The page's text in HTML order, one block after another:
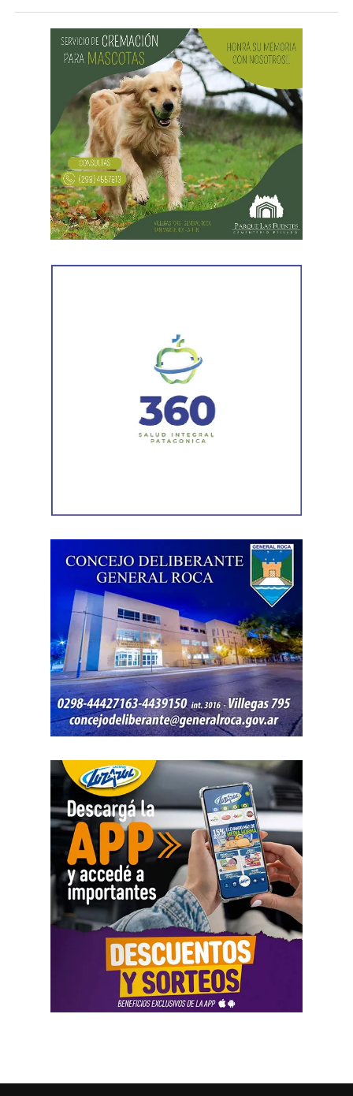
Desde Vialidad Nacional informaron que,durante las
próximas semanas, el operativo de bacheo será
reforzado con dos nuevas cuadrillas de trabajo y dos
camiones bacheadores, lo que permitirá incrementar
el ritmo de ejecución y optimizar las tareas de
mantenimiento en distintos puntos del Alto Valle.
Por otra parte, el organismo avanza con el relevamiento
sectores más deteriorados y mejorar las condiciones de